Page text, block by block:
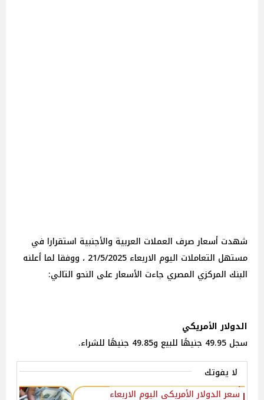
‏‎شهدت أسعار صرف العملات العربية والأجنبية استقرارا في
مستهل التعاملات اليوم الاربعاء 21/5/2025 ، ووفقا لما أعلنه
البنك المركزي المصري جاءت الأسعار على النحو التالي:
الدولار الأمريكي
سجل 49.95 جنيهًا للبيع و49.85 جنيهًا للشراء.
لا يفوتك
سعر الدولار الأمريكي اليوم الاربعاء